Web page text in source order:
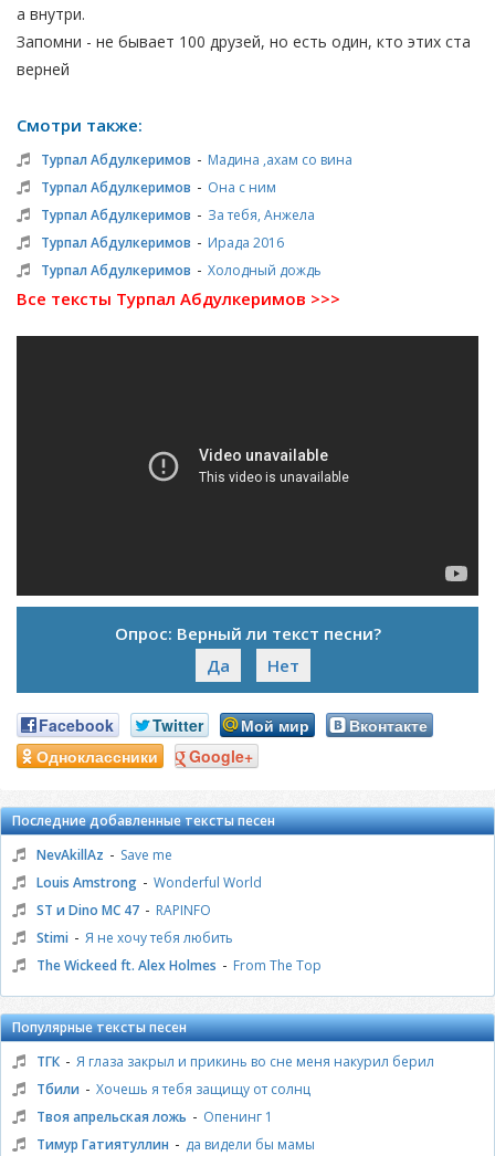
а внутри.
Запомни - не бывает 100 друзей, но есть один, кто этих ста
верней
Смотри также:
Турпал Абдулкеримов - Мадина ,ахам со вина
Турпал Абдулкеримов - Она с ним
Турпал Абдулкеримов - За тебя, Анжела
Турпал Абдулкеримов - Ирада 2016
Турпал Абдулкеримов - Холодный дождь
Все тексты Турпал Абдулкеримов >>>
Опрос: Верный ли текст песни?
Да
Нет
Facebook Twitter Мой мир
Вконтакте
Одноклассники
Google+
Последние добавленные тексты песен
NevAkillAz - Save me
Louis Amstrong - Wonderful World
ST и Dino MC 47 - RAPINFO
Stimi - Я не хочу тебя любить
The Wickeed ft. Alex Holmes - From The Top
Популярные тексты песен
ТГК - Я глаза закрыл и прикинь во сне меня накурил берил
Тбили - Хочешь я тебя защищу от солнц
Твоя апрельская ложь - Опенинг 1
Тимур Гатиятуллин - да видели бы мамы